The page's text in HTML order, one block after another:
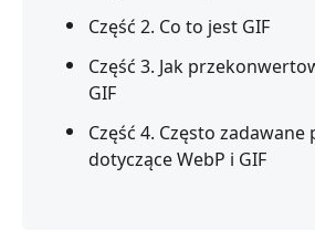
Część 2. Co to jest GIF
Część 3. Jak
GIF
Część 4. Często zadawane
dotyczące WebP i GIF